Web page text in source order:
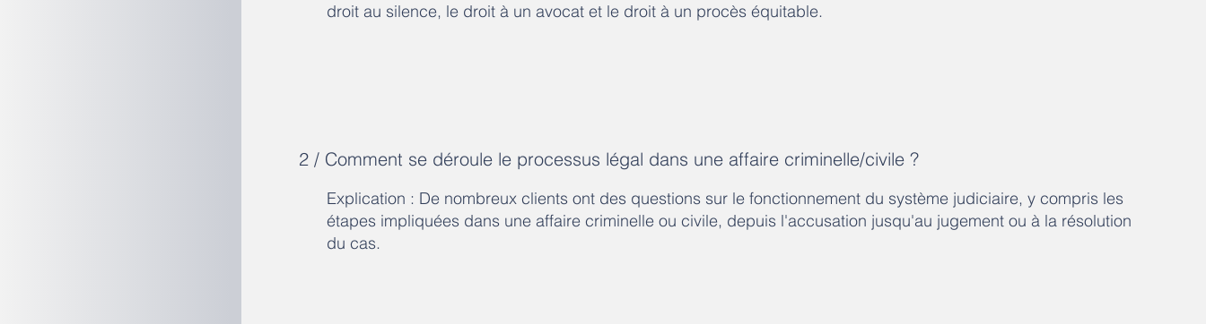
droit au silence, le droit à un avocat et le droit à un procès équitable.
2 / Comment se déroule le processus légal dans une affaire criminelle/civile ?
Explication : De nombreux clients ont des questions sur le fonctionnement du système judiciaire, y compris les
étapes impliquées dans une affaire criminelle ou civile, depuis l'accusation jusqu'au jugement ou à la résolution
du cas.